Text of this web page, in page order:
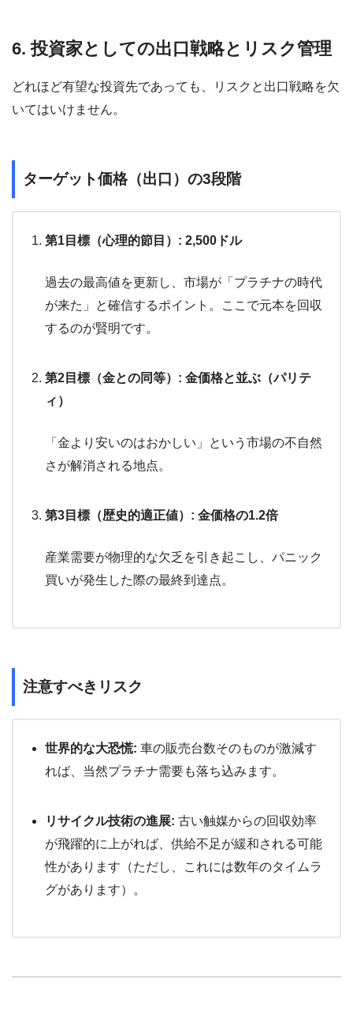
6. 投資家としての出口戦略とリスク管理
どれほど有望な投資先であっても、リスクと出口戦略を欠
いてはいけません。
ターゲット価格（出口）の3段階
第1目標（心理的節目）: 2,500ドル
過去の最高値を更新し、市場が「プラチナの時代
が来た」と確信するポイント。ここで元本を回収
するのが賢明です。
第2目標（金との同等）: 金価格と並ぶ（パリテ
ィ）
「金より安いのはおかしい」という市場の不自然
さが解消される地点。
第3目標（歴史的適正値）: 金価格の1.2倍
産業需要が物理的な欠乏を引き起こし、パニック
買いが発生した際の最終到達点。
注意すべきリスク
世界的な大恐慌: 車の販売台数そのものが激減す
れば、当然プラチナ需要も落ち込みます。
リサイクル技術の進展: 古い触媒からの回収効率
が飛躍的に上がれば、供給不足が緩和される可能
性があります（ただし、これには数年のタイムラ
グがあります）。